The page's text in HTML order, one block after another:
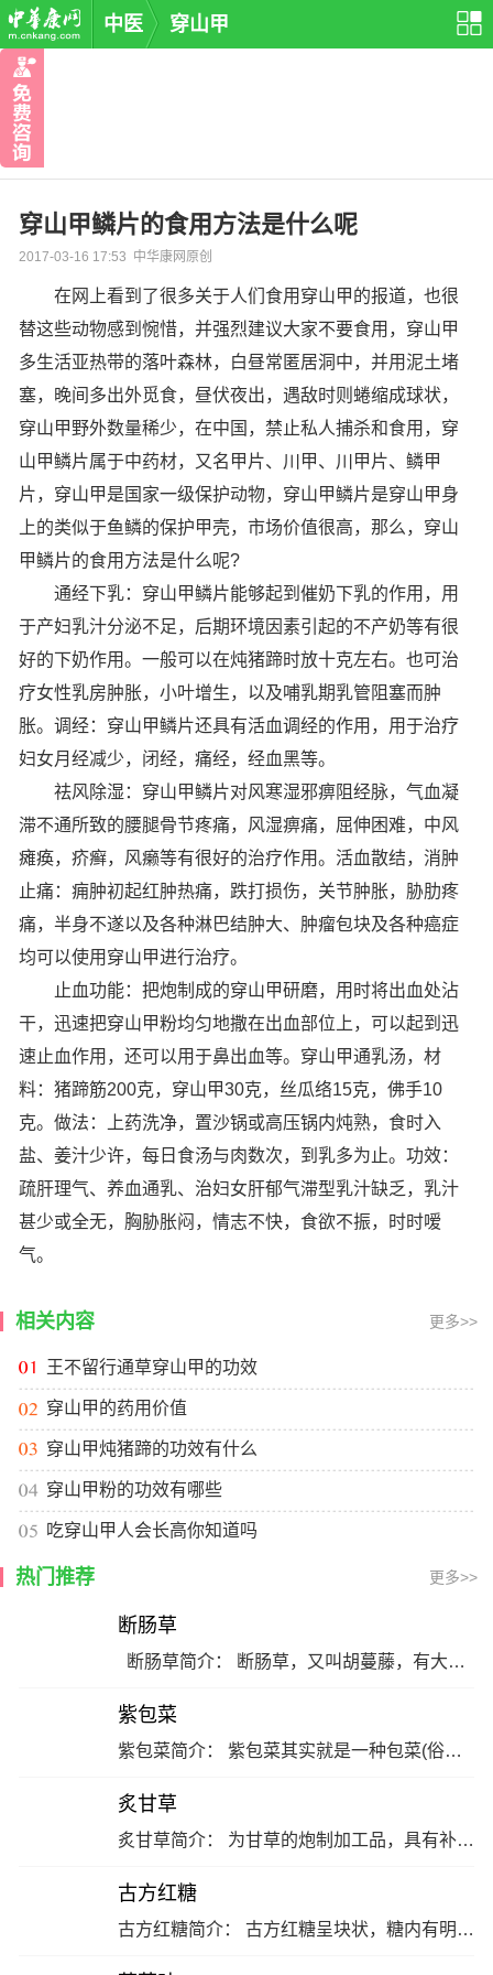
中医 穿山甲
穿山甲鳞片的食用方法是什么呢
2017-03-16 17:53 中华康网原创
在网上看到了很多关于人们食用穿山甲的报道，也很
替这些动物感到惋惜，并强烈建议大家不要食用，穿山甲
多生活亚热带的落叶森林，白昼常匿居洞中，并用泥土堵
塞，晚间多出外觅食，昼伏夜出，遇敌时则蜷缩成球状，
穿山甲野外数量稀少，在中国，禁止私人捕杀和食用，穿
山甲鳞片属于中药材，又名甲片、川甲、川甲片、鳞甲
片，穿山甲是国家一级保护动物，穿山甲鳞片是穿山甲身
上的类似于鱼鳞的保护甲壳，市场价值很高，那么，穿山
甲鳞片的食用方法是什么呢?
通经下乳：穿山甲鳞片能够起到催奶下乳的作用，用
于产妇乳汁分泌不足，后期环境因素引起的不产奶等有很
好的下奶作用。一般可以在炖猪蹄时放十克左右。也可治
疗女性乳房肿胀，小叶增生，以及哺乳期乳管阻塞而肿
胀。调经：穿山甲鳞片还具有活血调经的作用，用于治疗
妇女月经减少，闭经，痛经，经血黑等。
祛风除湿：穿山甲鳞片对风寒湿邪痹阻经脉，气血凝
滞不通所致的腰腿骨节疼痛，风湿痹痛，屈伸困难，中风
瘫痪，疥癣，风癞等有很好的治疗作用。活血散结，消肿
止痛：痈肿初起红肿热痛，跌打损伤，关节肿胀，胁肋疼
痛，半身不遂以及各种淋巴结肿大、肿瘤包块及各种癌症
均可以使用穿山甲进行治疗。
止血功能：把炮制成的穿山甲研磨，用时将出血处沾
干，迅速把穿山甲粉均匀地撒在出血部位上，可以起到迅
速止血作用，还可以用于鼻出血等。穿山甲通乳汤，材
料：猪蹄筋200克，穿山甲30克，丝瓜络15克，佛手10
克。做法：上药洗净，置沙锅或高压锅内炖熟，食时入
盐、姜汁少许，每日食汤与肉数次，到乳多为止。功效：
疏肝理气、养血通乳、治妇女肝郁气滞型乳汁缺乏，乳汁
甚少或全无，胸胁胀闷，情志不快，食欲不振，时时嗳
气。
相关内容 更多>>
王不留行通草穿山甲的功效
穿山甲的药用价值
穿山甲炖猪蹄的功效有什么
穿山甲粉的功效有哪些
吃穿山甲人会长高你知道吗
热门推荐 更多>>
断肠草
断肠草简介： 断肠草，又叫胡蔓藤，有大毒。生于村旁、路边、山坡草丛或灌木丛中，药用全草，全年可采。 断肠草的药性： 性温，味苦、辛。 断肠草的功效与作用： 攻毒拔毒，散瘀止痛，杀虫止痒。 断肠草适应症： 皮肤湿疹，体癣，脚癣，跌打损伤。… [详细]
紫包菜
紫包菜简介： 紫包菜其实就是一种包菜(俗称)，只是颜色是紫色的。 紫包菜的药性： 性寒、味苦。 紫包菜的功效与作用： 具有强身健体的作用，其能够提高机体免疫力，经常食用能够增强人的活力，使人精神充沛。 紫包菜适应症： 能够防治咽喉疼痛，还可以一定程度上对关节炎患者大有裨益。
炙甘草
炙甘草简介： 为甘草的炮制加工品，具有补脾和胃，益气复脉的功效。 炙甘草的药性： 性味甘，平。 炙甘草的功效与作用： 和中缓急，润肺，解毒。 炙甘草适应症： 脾胃虚弱，倦怠乏力，心动悸，脉结代。… [详细]
古方红糖
古方红糖简介： 古方红糖呈块状，糖内有明显的沙状纹理。 古方红糖的药性： 味甘、性温、无毒。 古方红糖的功效与作用： 补血、护肤、活血化淤、缓中止痛、补虚健脾、暖胃。 古方红糖适应症： 心腹热胀，口干欲饮，咽喉肿疼，肺热咳嗽，心肺及大小肠热，酒毒。… [详细]